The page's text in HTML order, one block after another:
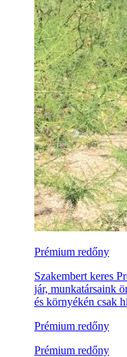
Prémium redőny
Szakembert keres
jár, munkatársaink
és környékén csak
Prémium redőny
Prémium redőny